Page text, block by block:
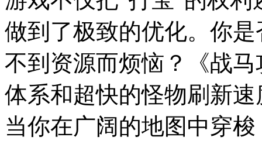
做到了极致的优化。你
不到资源而烦恼？《战
体系和超快的怪物刷新
当你在广阔的地图中穿